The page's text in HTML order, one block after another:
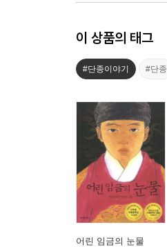
이 상품의 태그
#단종이야기 #단종
어린 임금의 눈물